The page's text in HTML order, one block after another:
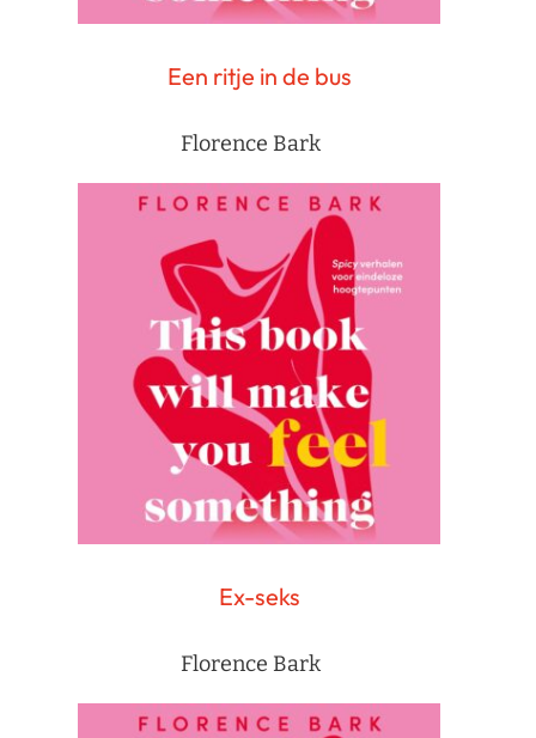
Een ritje in de bus
Florence Bark
Ex-seks
Florence Bark